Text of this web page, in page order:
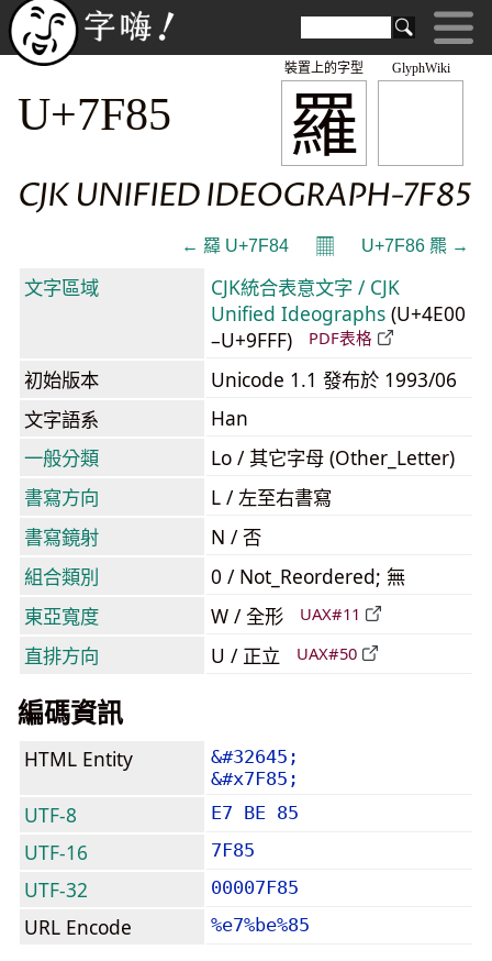
GlyphWiki
羅
裝置上的字型
U+7F85
CJK UNIFIED IDEOGRAPH-7F85
← 羄 U+7F84 𝄜 U+7F86 羆 →
文字區域
CJK統合表意文字 / CJK
Unified Ideographs (U+4E00
–U+9FFF)
PDF表格
初始版本
Unicode 1.1 發布於 1993/06
文字語系
Han
一般分類
Lo / 其它字母 (Other_Letter)
書寫方向
L / 左至右書寫
書寫鏡射
N / 否
組合類別
0 / Not_Reordered; 無
東亞寬度
W / 全形 UAX#11
直排方向 U / 正立 UAX#50
編碼資訊
HTML Entity
&#32645;
&#x7F85;
UTF-8 E7 BE 85
UTF-16 7F85
UTF-32 00007F85
URL Encode %e7%be%85